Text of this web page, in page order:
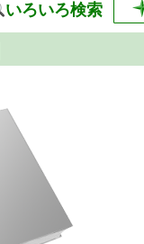
いろいろ検索